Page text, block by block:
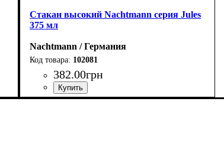
Стакан высокий Nachtmann серия Jules
375 мл
Nachtmann / Германия
102081
382.00грн